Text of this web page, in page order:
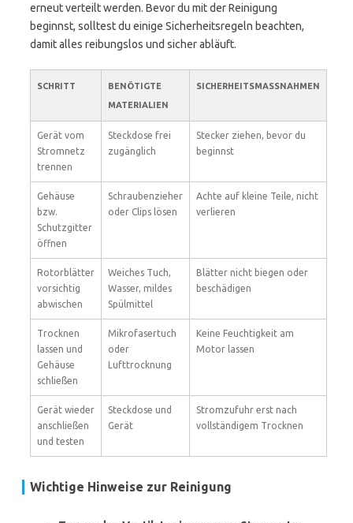
erneut verteilt werden. Bevor du mit der Reinigung
beginnst, solltest du einige Sicherheitsregeln beachten,
damit alles reibungslos und sicher abläuft.
SCHRITT
BENÖTIGTE
MATERIALIEN
SICHERHEITSMASSNAHMEN
Gerät vom
Stromnetz
trennen
Steckdose frei
zugänglich
Stecker ziehen, bevor du
beginnst
Gehäuse
bzw.
Schutzgitter
öffnen
Schraubenzieher
oder Clips lösen
Achte auf kleine Teile, nicht
verlieren
Rotorblätter
vorsichtig
abwischen
Weiches Tuch,
Wasser, mildes
Spülmittel
Blätter nicht biegen oder
beschädigen
Trocknen
lassen und
Gehäuse
schließen
Mikrofasertuch
oder
Lufttrocknung
Keine Feuchtigkeit am
Motor lassen
Gerät wieder
anschließen
und testen
Steckdose und
Gerät
Stromzufuhr erst nach
vollständigem Trocknen
Wichtige Hinweise zur Reinigung